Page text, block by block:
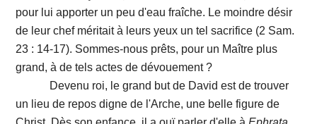
pour lui apporter un peu d'eau fraîche. Le moindre désir
de leur chef méritait à leurs yeux un tel sacrifice (2 Sam.
23 : 14-17). Sommes-nous prêts, pour un Maître plus
grand, à de tels actes de dévouement ?
Devenu roi, le grand but de David est de trouver
un lieu de repos digne de l'Arche, une belle figure de